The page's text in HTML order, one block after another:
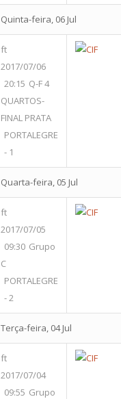
Quinta-feira, 06 Jul
ft
2017/07/06
20:15 Q-F 4
QUARTOS-
FINAL PRATA
PORTALEGRE
- 1
Quarta-feira, 05 Jul
ft
2017/07/05
09:30 Grupo
C
PORTALEGRE
- 2
Terça-feira, 04 Jul
ft
2017/07/04
09:55 Grupo